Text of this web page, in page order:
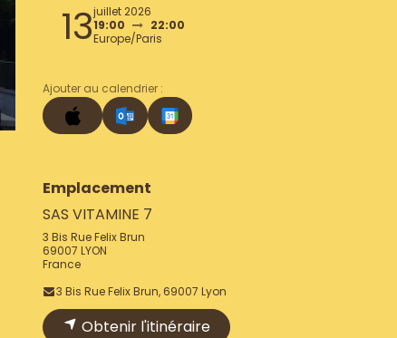
13juillet 2026
19:00
22:00
Europe/Paris
Ajouter au calendrier :
Emplacement
SAS VITAMINE 7
3 Bis Rue Felix Brun
69007 LYON
France
3 Bis Rue Felix Brun, 69007 Lyon
Obtenir l'itinéraire